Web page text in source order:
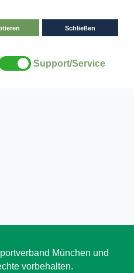
München und
vorbehalten.